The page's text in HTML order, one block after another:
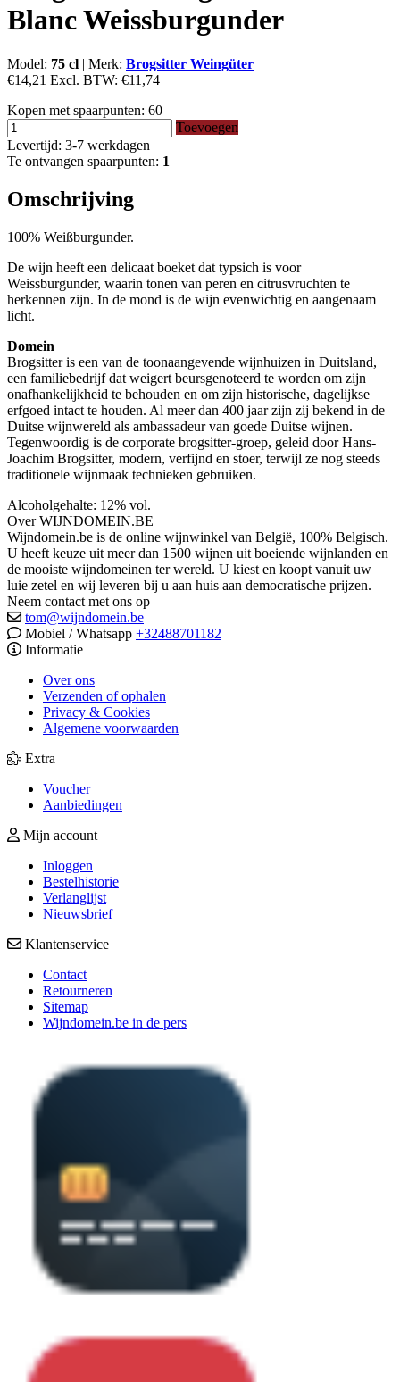
Blanc Weissburgunder
Model: 75 cl | Merk: Brogsitter Weingüter
€14,21 Excl. BTW: €11,74
Kopen met spaarpunten: 60
Toevoegen
Levertijd: 3-7 werkdagen
Te ontvangen spaarpunten: 1
Omschrijving
100% Weißburgunder.
De wijn heeft een delicaat boeket dat typsich is voor
Weissburgunder, waarin tonen van peren en citrusvruchten te
herkennen zijn. In de mond is de wijn evenwichtig en aangenaam
licht.
Domein
Brogsitter is een van de toonaangevende wijnhuizen in Duitsland,
een familiebedrijf dat weigert beursgenoteerd te worden om zijn
onafhankelijkheid te behouden en om zijn historische, dagelijkse
erfgoed intact te houden. Al meer dan 400 jaar zijn zij bekend in de
Duitse wijnwereld als ambassadeur van goede Duitse wijnen.
Tegenwoordig is de corporate brogsitter-groep, geleid door Hans-
Joachim Brogsitter, modern, verfijnd en stoer, terwijl ze nog steeds
traditionele wijnmaak technieken gebruiken.
Alcoholgehalte: 12% vol.
Over WIJNDOMEIN.BE
Wijndomein.be is de online wijnwinkel van België, 100% Belgisch.
U heeft keuze uit meer dan 1500 wijnen uit boeiende wijnlanden en
de mooiste wijndomeinen ter wereld. U kiest en koopt vanuit uw
luie zetel en wij leveren bij u aan huis aan democratische prijzen.
Neem contact met ons op
tom@wijndomein.be
Mobiel / Whatsapp +32488701182
Informatie
Over ons
Verzenden of ophalen
Privacy & Cookies
Algemene voorwaarden
Extra
Voucher
Aanbiedingen
Mijn account
Inloggen
Bestelhistorie
Verlanglijst
Nieuwsbrief
Klantenservice
Contact
Retourneren
Sitemap
Wijndomein.be in de pers